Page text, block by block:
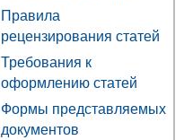
Правила
рецензирования статей
Требования к
оформлению статей
Формы представляемых
документов